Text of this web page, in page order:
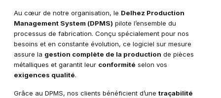
Au cœur de notre organisation, le Delhez Production
Management System (DPMS) pilote l’ensemble du
processus de fabrication. Conçu spécialement pour nos
besoins et en constante évolution, ce logiciel sur mesure
assure la gestion complète de la production de pièces
métalliques et garantit leur conformité selon vos
exigences qualité.
Grâce au DPMS, nos clients bénéficient d’une traçabilité